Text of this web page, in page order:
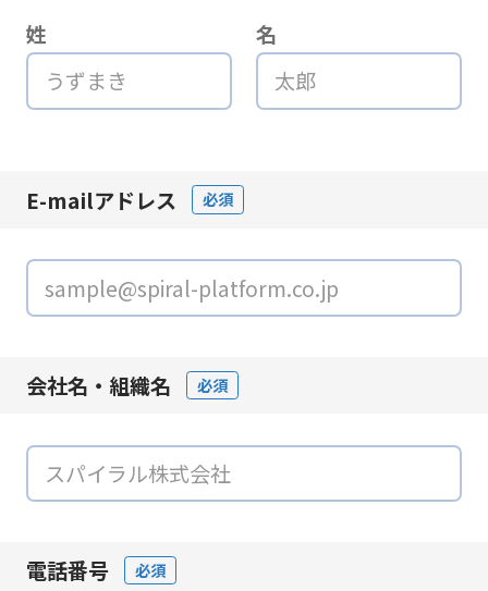
姓 名
E-mailアドレス 必須
会社名・組織名 必須
電話番号 必須